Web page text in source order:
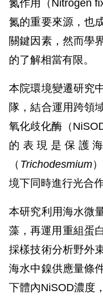
氮作用（Nitrogen
氮的重要來源，也
關鍵因素，然而學
的了解相當有限。
本院環境變遷研究
隊，結合運用跨領
氧化歧化酶（
的表現是保護
（ Trichodesmium
境下同時進行光合
本研究利用海水微
藻，再運用重組蛋
採樣技術分析野外
海水中鎳供應量條
下體內NiSOD濃度